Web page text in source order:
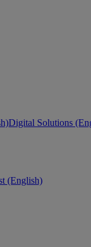
Digital Solutions
(English)